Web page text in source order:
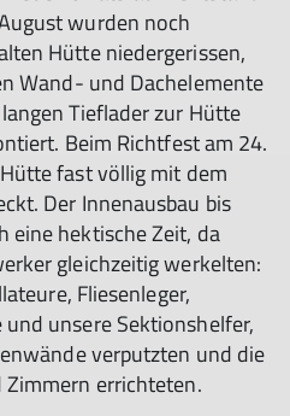
wurden noch
Hütte niedergerissen,
Wand- und Dachelemente
Tieflader zur Hütte
Beim Richtfest am 24.
fast völlig mit dem
Der Innenausbau bis
eine hektische Zeit, da
gleichzeitig werkelten:
Fliesenleger,
unsere Sektionshelfer,
verputzten und die
errichteten.